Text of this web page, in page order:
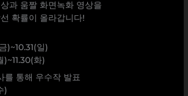
과 움짤 화면녹화 영상을
확률이 올라갑니다!
)~10.31(일)
)~11.30(화)
를 통해 우수작 발표
)